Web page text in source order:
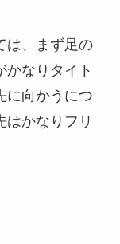
は、まず足の
かなりタイト
に向かうにつ
はかなりフリ